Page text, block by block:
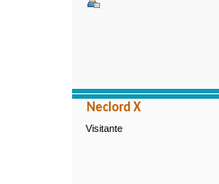
Neclord X
Visitante